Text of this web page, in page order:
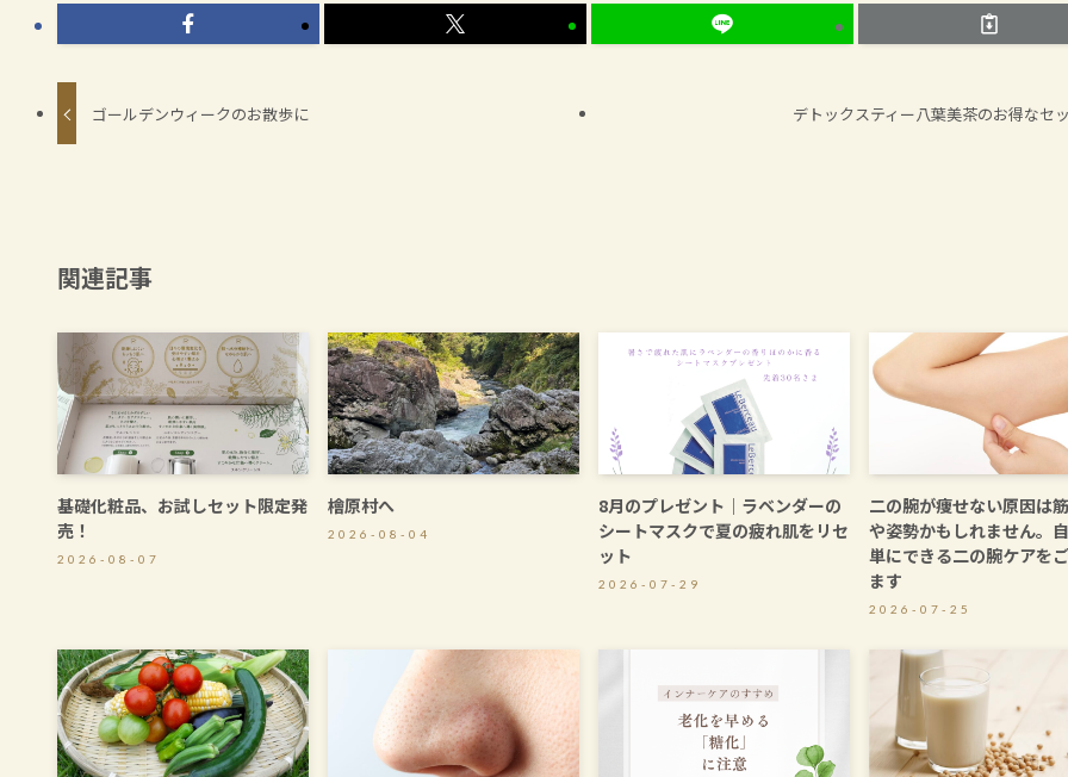
ゴールデンウィークのお散歩に デトックスティー八葉美茶のお得なセ
関連記事
基礎化粧品、お試しセット限定発
売！
2026-08-07
檜原村へ
2026-08-04
8月のプレゼント｜ラベンダーの
シートマスクで夏の疲れ肌をリセ
ット
2026-07-29
二の腕が痩せない原因は
や姿勢かもしれません。
単にできる二の腕ケアを
ます
2026-07-25